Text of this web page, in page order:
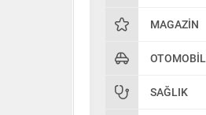
MAGAZIN
OTOMOBIL
SAĞLIK